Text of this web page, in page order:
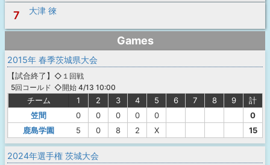
7 大津 徠
Games
2015年 春季茨城県大会
【試合終了 】
5回コールド
◇１回戦
◇開始 4/13 10:00
チーム 1 2 3 4 5 6 7 8 9
計
笠間
0 0 0 0 0
0
鹿島学園
5 0 8 2 X 15
2024年選手権 茨城大会